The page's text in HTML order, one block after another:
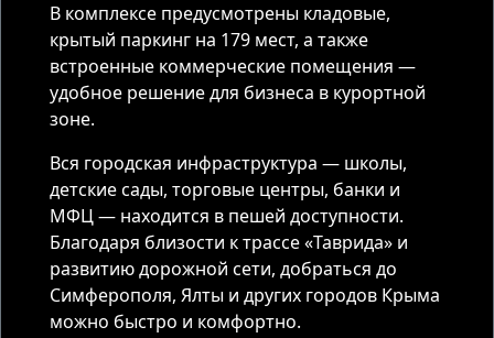
В комплексе предусмотрены кладовые,
крытый паркинг на 179 мест, а также
встроенные коммерческие помещения —
удобное решение для бизнеса в курортной
зоне.
Вся городская инфраструктура — школы,
детские сады, торговые центры, банки и
МФЦ — находится в пешей доступности.
Благодаря близости к трассе «Таврида» и
развитию дорожной сети, добраться до
Симферополя, Ялты и других городов Крыма
можно быстро и комфортно.